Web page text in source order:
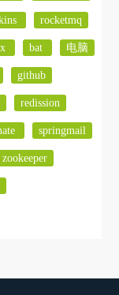
rocketmq
bat 电脑
github
redission
springmail
zookeeper